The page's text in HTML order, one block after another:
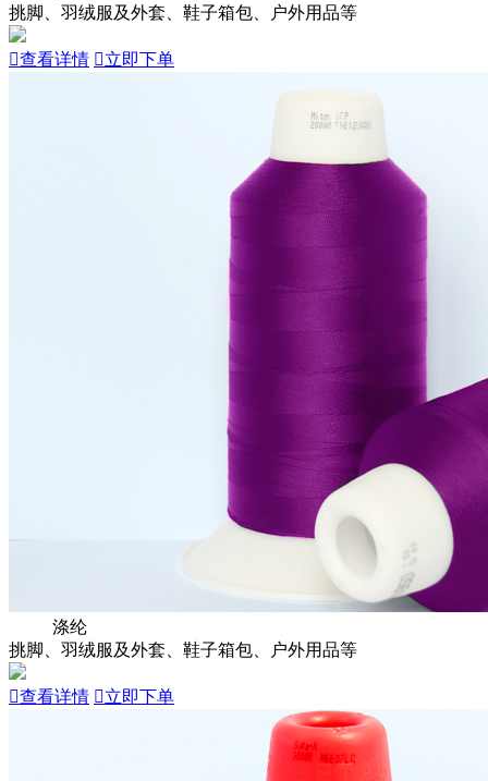
挑脚、羽绒服及外套、鞋子箱包、户外用品等
查看详情 立即下单
涤纶
挑脚、羽绒服及外套、鞋子箱包、户外用品等
查看详情 立即下单